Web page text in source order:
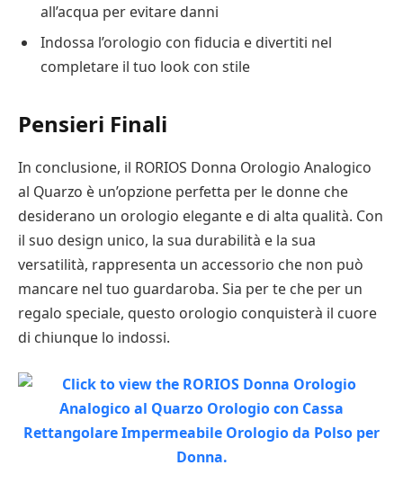
all’acqua per evitare danni
Indossa l’orologio con fiducia e divertiti nel
completare il tuo look con stile
Pensieri Finali
In conclusione, il RORIOS Donna Orologio Analogico
al Quarzo è un’opzione perfetta per le donne che
desiderano un orologio elegante e di alta qualità. Con
il suo design unico, la sua durabilità e la sua
versatilità, rappresenta un accessorio che non può
mancare nel tuo guardaroba. Sia per te che per un
regalo speciale, questo orologio conquisterà il cuore
di chiunque lo indossi.